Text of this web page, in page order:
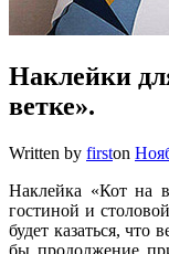
Наклейки
ветке».
Written by firston
Наклейка «Кот на
гостиной и
будет казаться, что
бы продолжение